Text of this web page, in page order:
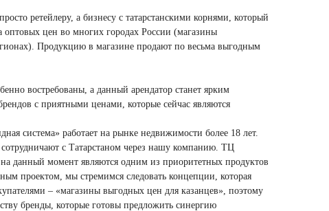
ретейлеру, а бизнесу с татарстанскими корнями, который
оптовых цен во многих городах России (магазины
Продукцию в магазине продают по весьма выгодным
востребованы, а данный арендатор станет ярким
с приятными ценами, которые сейчас являются
система» работает на рынке недвижимости более 18 лет.
с Татарстаном через нашу компанию. ТЦ
данный момент являются одним из приоритетных продуктов
проектом, мы стремимся следовать концепции, которая
– «магазины выгодных цен для казанцев», поэтому
бренды, которые готовы предложить синергию